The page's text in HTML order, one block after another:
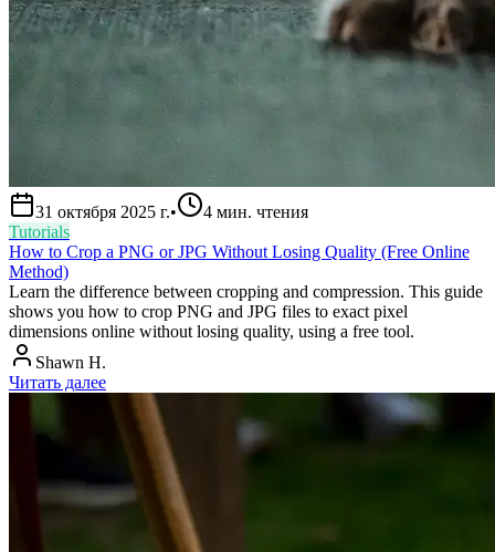
31 октября 2025 г.• 4 мин. чтения
Tutorials
How to Crop a PNG or JPG Without Losing Quality (Free Online
Method)
Learn the difference between cropping and compression. This guide
shows you how to crop PNG and JPG files to exact pixel
dimensions online without losing quality, using a free tool.
Shawn H.
Читать далее